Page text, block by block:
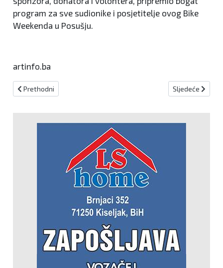
program za sve sudionike i posjetitelje ovog Bike
Weekenda u Posušju.
artinfo.ba
Prethodni članak: Turnir u Podastinju se bliži kraju
Prethodni Sljedeći
Sljedeće